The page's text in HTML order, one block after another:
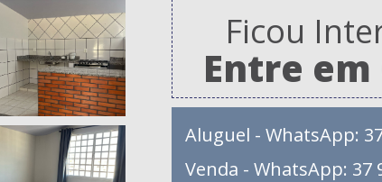
Ficou
Entre
Aluguel - WhatsApp:
Venda - WhatsApp: 37